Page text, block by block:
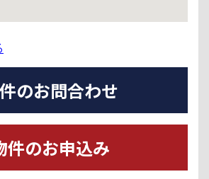
のお問合わせ
件のお申込み